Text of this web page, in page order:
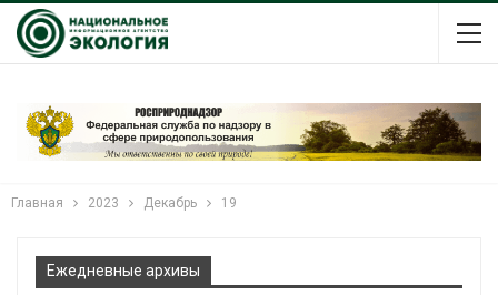
Главная 2023 Декабрь 19
Ежедневные архивы